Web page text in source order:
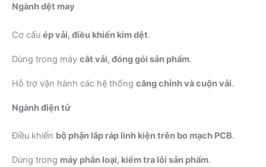
Ngành dệt may
Cơ cấu ép vải, điều khiển kim dệt.
Dùng trong máy cắt vải, đóng gói sản phẩm.
Hỗ trợ vận hành các hệ thống căng chỉnh và cuộn vải.
Ngành điện tử
Điều khiển bộ phận lắp ráp linh kiện trên bo mạch PCB.
Dùng trong máy phân loại, kiểm tra lỗi sản phẩm.